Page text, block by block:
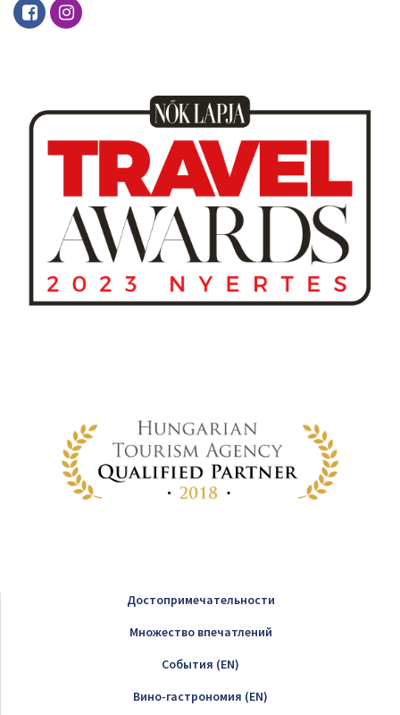
Достопримечательности
Множество впечатлений
Cобытия (EN)
Вино-гастрономия (EN)